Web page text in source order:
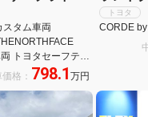
スタム車両
トヨタセーフティ
ンナビ フルセグTV
コントロール ETC
格： 798.1 万円
トヨタ
CORDE by